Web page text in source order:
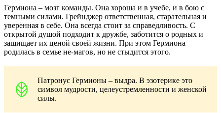
Гермиона ‒ мозг команды. Она хороша и в учебе, и в бою с
темными силами. Грейнджер ответственная, старательная и
уверенная в себе. Она всегда стоит за справедливость. С
открытой душой подходит к дружбе, заботится о родных и
защищает их ценой своей жизни. При этом Гермиона
родилась в семье не-магов, но не стыдится этого.
Патронус Гермионы – выдра. В эзотерике это
символ мудрости, целеустремленности и женской
силы.